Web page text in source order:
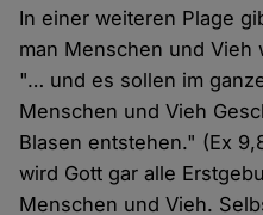
In einer weiteren Plage
man Menschen und Vieh
"… und es sollen im
Menschen und Vieh
Blasen entstehen." (Ex
wird Gott gar alle
Menschen und Vieh.